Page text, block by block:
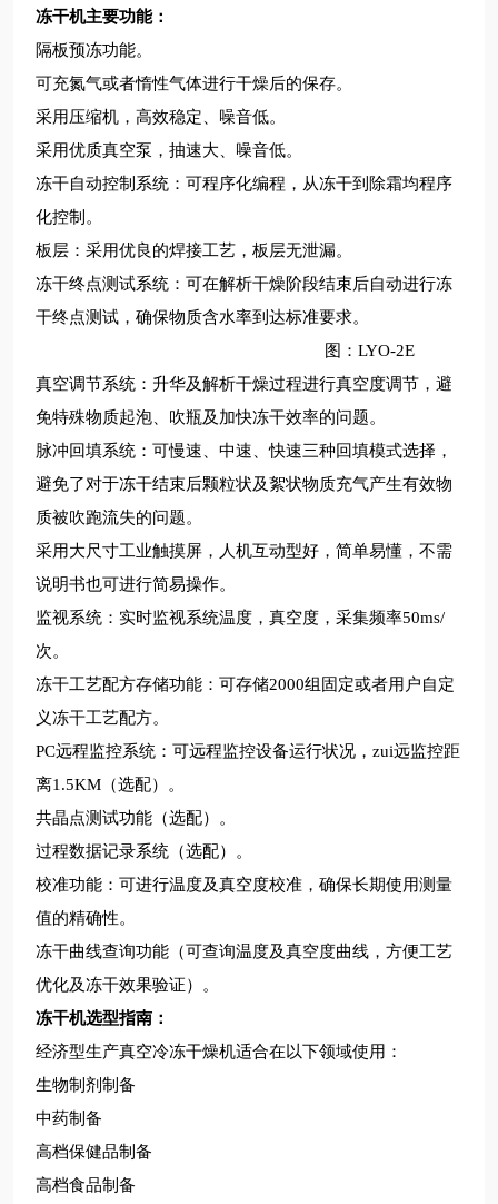
冻干机主要功能：
隔板预冻功能。
可充氮气或者惰性气体进行干燥后的保存。
采用压缩机，高效稳定、噪音低。
采用优质真空泵，抽速大、噪音低。
冻干自动控制系统：可程序化编程，从冻干到除霜均程序
化控制。
板层：采用优良的焊接工艺，板层无泄漏。
冻干终点测试系统：可在解析干燥阶段结束后自动进行冻
干终点测试，确保物质含水率到达标准要求。
图：LYO-2E
真空调节系统：升华及解析干燥过程进行真空度调节，避
免特殊物质起泡、吹瓶及加快冻干效率的问题。
脉冲回填系统：可慢速、中速、快速三种回填模式选择，
避免了对于冻干结束后颗粒状及絮状物质充气产生有效物
质被吹跑流失的问题。
采用大尺寸工业触摸屏，人机互动型好，简单易懂，不需
说明书也可进行简易操作。
监视系统：实时监视系统温度，真空度，采集频率50ms/
次。
冻干工艺配方存储功能：可存储2000组固定或者用户自定
义冻干工艺配方。
PC远程监控系统：可远程监控设备运行状况，zui远监控距
离1.5KM（选配）。
共晶点测试功能（选配）。
过程数据记录系统（选配）。
校准功能：可进行温度及真空度校准，确保长期使用测量
值的精确性。
冻干曲线查询功能（可查询温度及真空度曲线，方便工艺
优化及冻干效果验证）。
冻干机选型指南：
经济型生产真空冷冻干燥机适合在以下领域使用：
生物制剂制备
中药制备
高档保健品制备
高档食品制备